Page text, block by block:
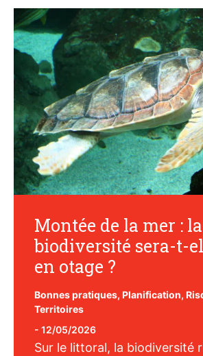
Montée de la mer : la
biodiversité sera-t-
en otage ?
Bonnes pratiques, Planification,
Territoires
- 12/05/2026
Sur le littoral, la biodiversité